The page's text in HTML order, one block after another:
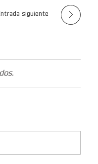
siguiente